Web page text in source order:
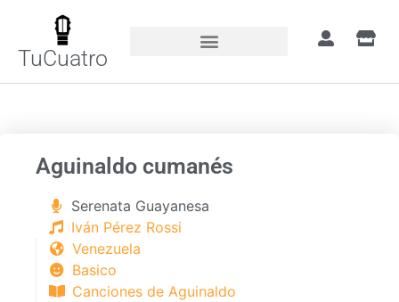
TuCuatro
Aguinaldo cumanés
Serenata Guayanesa
Iván Pérez Rossi
Venezuela
Basico
Canciones de Aguinaldo